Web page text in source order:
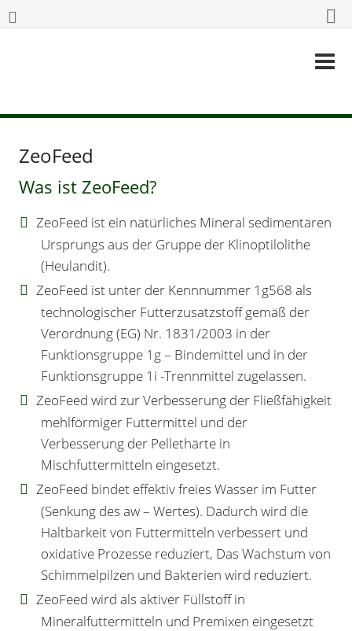
ZeoFeed
Was ist ZeoFeed?
ZeoFeed ist ein natürliches Mineral sedimentären
Ursprungs aus der Gruppe der Klinoptilolithe
(Heulandit).
ZeoFeed ist unter der Kennnummer 1g568 als
technologischer Futterzusatzstoff gemäß der
Verordnung (EG) Nr. 1831/2003 in der
Funktionsgruppe 1g – Bindemittel und in der
Funktionsgruppe 1i -Trennmittel zugelassen.
ZeoFeed wird zur Verbesserung der Fließfähigkeit
mehlförmiger Futtermittel und der
Verbesserung der Pellethärte in
Mischfuttermitteln eingesetzt.
ZeoFeed bindet effektiv freies Wasser im Futter
(Senkung des aw – Wertes). Dadurch wird die
Haltbarkeit von Futtermitteln verbessert und
oxidative Prozesse reduziert, Das Wachstum von
Schimmelpilzen und Bakterien wird reduziert.
ZeoFeed wird als aktiver Füllstoff in
Mineralfuttermitteln und Premixen eingesetzt